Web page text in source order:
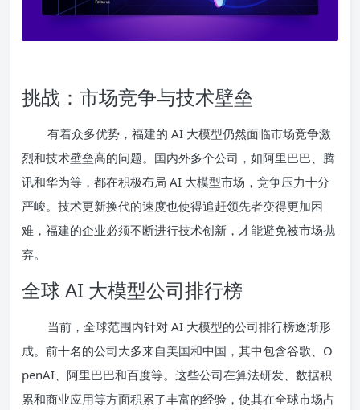
挑战：市场竞争与技术壁垒
有着众多优势，福建的 AI 大模型仍然面临市场竞争激
烈和技术壁垒高的问题。国内外多个公司，如阿里巴巴、腾
讯和华为等，都在积极布局 AI 大模型市场，竞争压力十分
严峻。技术更新换代的速度也使得追赶领先者变得更加困
难，福建的企业必须不断进行技术创新，才能避免被市场抛
弃。
全球 AI 大模型公司排行榜
当前，全球范围内针对 AI 大模型的公司排行榜逐渐形
成。前十名的公司大多来自美国和中国，其中包含谷歌、O
penAI、阿里巴巴和百度等。这些公司在算法研发、数据积
累和商业应用等方面积累了丰富的经验，使其在全球市场占